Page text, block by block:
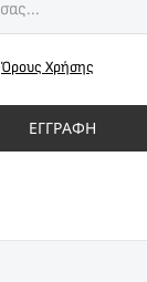
Όρους Χρήσης
ΕΓΓΡΑΦΗ